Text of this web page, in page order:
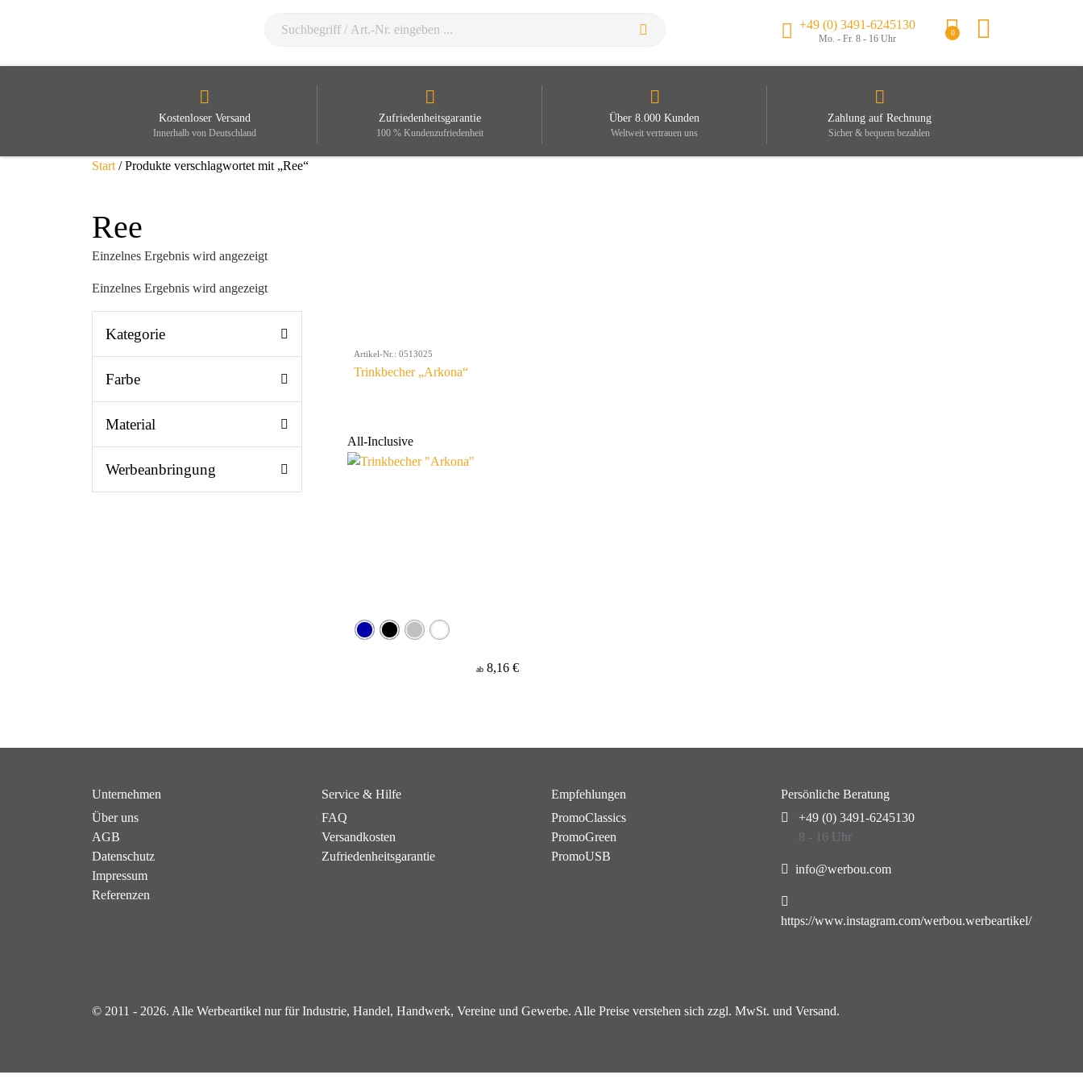
+49 (0) 3491-6245130
Mo. - Fr. 8 - 16 Uhr
0
Kostenloser Versand
Innerhalb von Deutschland
Zufriedenheitsgarantie
100 % Kundenzufriedenheit
Über 8.000 Kunden
Weltweit vertrauen uns
Zahlung auf Rechnung
Sicher & bequem bezahlen
Start / Produkte verschlagwortet mit „Ree“
Ree
Einzelnes Ergebnis wird angezeigt
Einzelnes Ergebnis wird angezeigt
Kategorie
Farbe
Material
Werbeanbringung
Artikel-Nr.: 0513025
Trinkbecher „Arkona“
All-Inclusive
ab 8,16 €
Unternehmen
Über uns
AGB
Datenschutz
Impressum
Referenzen
Service & Hilfe
FAQ
Versandkosten
Zufriedenheitsgarantie
Empfehlungen
PromoClassics
PromoGreen
PromoUSB
Persönliche Beratung
+49 (0) 3491-6245130
8 - 16 Uhr
info@werbou.com
https://www.instagram.com/werbou.werbeartikel/
© 2011 - 2026. Alle Werbeartikel nur für Industrie, Handel, Handwerk, Vereine und Gewerbe. Alle Preise verstehen sich zzgl. MwSt. und Versand.